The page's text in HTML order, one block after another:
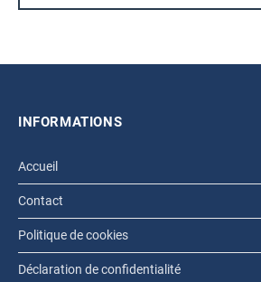
INFORMATIONS
Accueil
Contact
Politique de cookies
Déclaration de confidentialité